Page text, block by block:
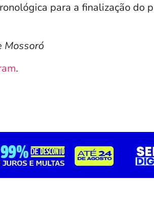
para a finalização do
Mossoró
.